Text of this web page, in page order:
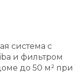
система с
и фильтром
до 50 м² при